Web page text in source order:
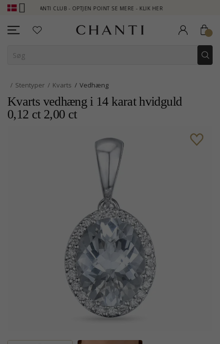
CHANTI CLUB - OPTJEN POINT SE MERE - KLIK HER
Stentyper Kvarts Vedhæng
Kvarts vedhæng i 14 karat hvidguld
0,12 ct 2,00 ct